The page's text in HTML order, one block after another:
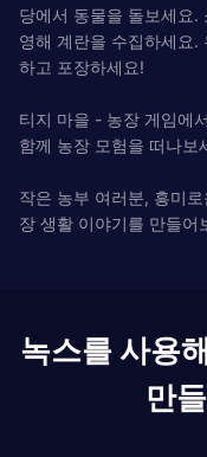
당에서 동물을 돌보세요.
영해 계란을 수집하세요.
하고 포장하세요!
티지 마을 - 농장 게임에
함께 농장 모험을 떠나보
작은 농부 여러분, 흥미
장 생활 이야기를 만들어
녹스를 사용
만